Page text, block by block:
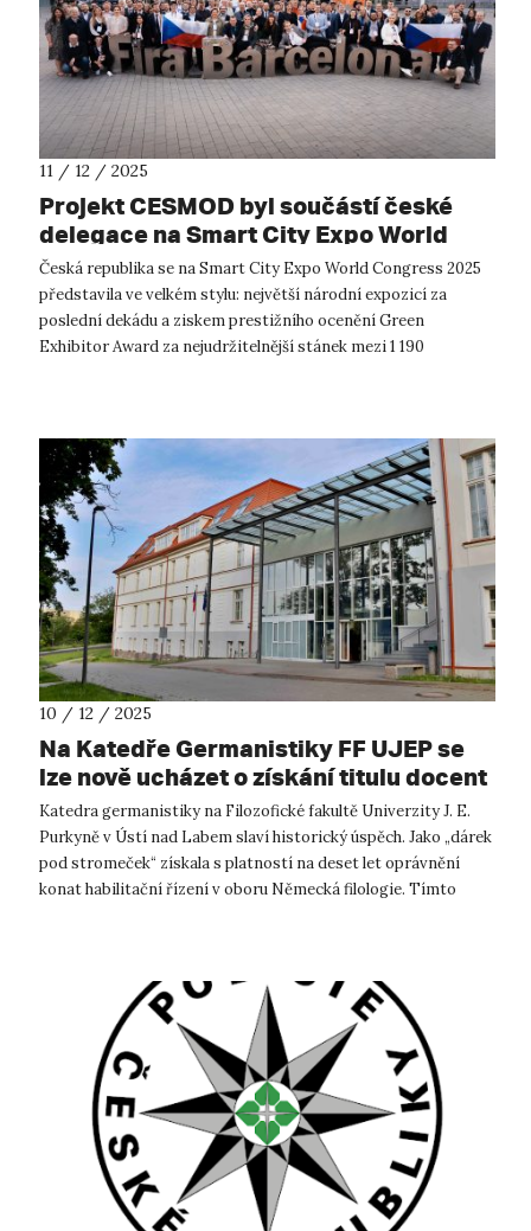
11 / 12 / 2025
Projekt CESMOD byl součástí české
delegace na Smart City Expo World
Congress 2025 v Barceloně
Česká republika se na Smart City Expo World Congress 2025
představila ve velkém stylu: největší národní expozicí za
poslední dekádu a ziskem prestižního ocenění Green
Exhibitor Award za nejudržitelnější stánek mezi 1 190
10 / 12 / 2025
Na Katedře Germanistiky FF UJEP se
lze nově ucházet o získání titulu docent
v oboru německé filologie
Katedra germanistiky na Filozofické fakultě Univerzity J. E.
Purkyně v Ústí nad Labem slaví historický úspěch. Jako „dárek
pod stromeček“ získala s platností na deset let oprávnění
konat habilitační řízení v oboru Německá filologie. Tímto